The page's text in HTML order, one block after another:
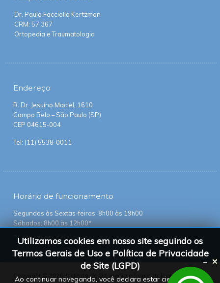
Dr. Paulo Facciolla Kertzman
CRM: 57.367
Ortopedia e Traumatologia
Endereço
R. Dr. Jesuíno Maciel, 1610
Campo Belo – São Paulo (SP)
CEP 04615-004
Tel: (11) 5538-0011
Horário de funcionamento
Segundas às Sextas-feiras: 8h00 às 19h00
Sábados: 8h00 às 12h00*
*Verifique disponibilidade
Copyright © 2026. Instituto de Ortopedia e Traumatologia Campo
Utilizamos cookies em nosso site seguindo os
Termos Gerais de Uso e Política de Privacidade
de Site (LGPD)
Ao continuar navegando, você declara estar ciente dessas